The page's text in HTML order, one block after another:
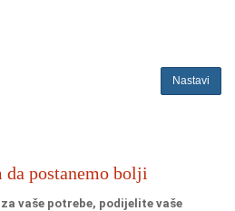
Nastavi
da postanemo bolji
vaše potrebe, podijelite vaše